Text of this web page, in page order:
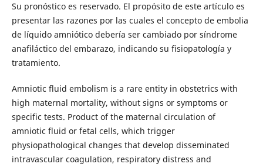
Su pronóstico es reservado. El propósito de este artículo es
presentar las razones por las cuales el concepto de embolia
de líquido amniótico debería ser cambiado por síndrome
anafiláctico del embarazo, indicando su fisiopatología y
tratamiento.
Amniotic fluid embolism is a rare entity in obstetrics with
high maternal mortality, without signs or symptoms or
specific tests. Product of the maternal circulation of
amniotic fluid or fetal cells, which trigger
physiopathological changes that develop disseminated
intravascular coagulation, respiratory distress and